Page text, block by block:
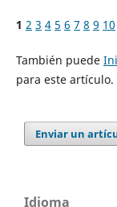
1 2 3 4 5 6 7 8 9 10
También puede
para este artículo.
Enviar un
Idioma